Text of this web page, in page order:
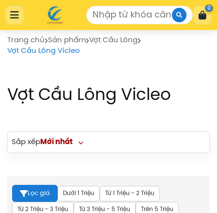
Cửa Hàng Thể Thao COVISPORT
Cửa Hàng Thể Thao COVISPORT
0772155559
https://covisport.com/
0
Trang chủ Sản phẩm Vợt Cầu Lông
Vợt Cầu Lông Vicleo
Vợt Cầu Lông Vicleo
Sắp xếpMới nhất
Lọc giá Dưới 1 Triệu Từ 1 Triệu - 2 Triệu
Từ 2 Triệu - 3 Triệu Từ 3 Triệu - 5 Triệu Trên 5 Triệu